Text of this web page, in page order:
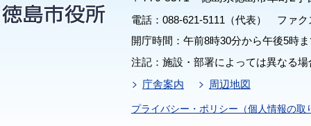
電話：088-621-5111（代表） ファク
開庁時間：午前8時30分から午後5時
注記：施設・部署によっては異なる
庁舎案内
周辺地図
プライバシー・ポリシー（個人情報の取